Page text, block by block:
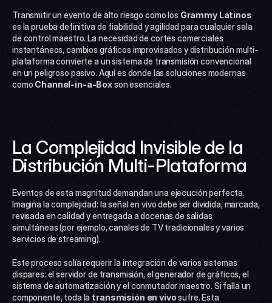
Transmitir un evento de alto riesgo como los Grammy Latinos
es la prueba definitiva de fiabilidad y agilidad para cualquier sala
de control maestro. La necesidad de cortes comerciales
instantáneos, cambios gráficos improvisados y distribución multi-
plataforma convierte a un sistema de transmisión convencional
en un peligroso pasivo. Aquí es donde las soluciones modernas
como Channel-in-a-Box son esenciales.
La Complejidad Invisible de la
Distribución Multi-Plataforma
Eventos de esta magnitud demandan una ejecución perfecta.
Imagina la complejidad: la señal en vivo debe ser dividida, marcada,
revisada en calidad y entregada a docenas de salidas
simultáneas (por ejemplo, canales de TV tradicionales y varios
servicios de streaming).
Este proceso solía requerir la integración de varios sistemas
dispares: el servidor de transmisión, el generador de gráficos, el
sistema de automatización y el conmutador maestro. Si falla un
componente, toda la transmisión en vivo sufre. Esta